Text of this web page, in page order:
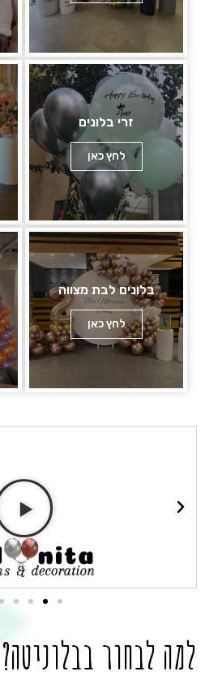
זרי בלונים
לחץ כאן
בלונים לבת מצווה
לחץ כאן
למה לבחור בבלוניטה?